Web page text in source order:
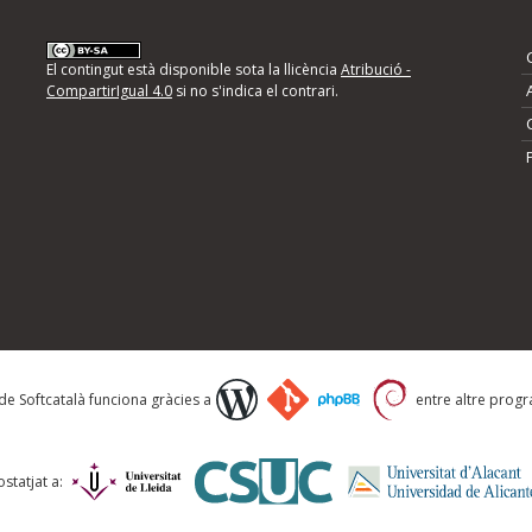
d'errors
següents i descriviu quina és la millora que
El contingut està disponible sota la llicència Atribució -
CompartirIgual 4.0si no s'indica el contrari.
Softcatalà funciona gràcies a entre altre
a: